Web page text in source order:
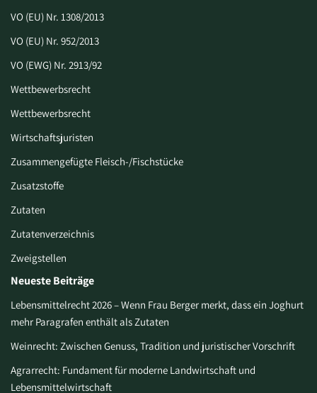
VO (EU) Nr. 1308/2013
VO (EU) Nr. 952/2013
VO (EWG) Nr. 2913/92
Wettbewerbsrecht
Wettbewerbsrecht
Wirtschaftsjuristen
Zusammengefügte Fleisch-/Fischstücke
Zusatzstoffe
Zutaten
Zutatenverzeichnis
Zweigstellen
Neueste Beiträge
Lebensmittelrecht 2026 – Wenn Frau Berger merkt, dass ein Joghurt
mehr Paragrafen enthält als Zutaten
Weinrecht: Zwischen Genuss, Tradition und juristischer Vorschrift
Agrarrecht: Fundament für moderne Landwirtschaft und
Lebensmittelwirtschaft